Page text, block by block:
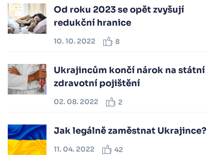
Od roku 2023 se opět zvyšují
redukční hranice
10. 10. 2022 8
Ukrajincům končí nárok na státní
zdravotní pojištění
02. 08. 2022 2
Jak legálně zaměstnat Ukrajince?
11. 04. 2022 42